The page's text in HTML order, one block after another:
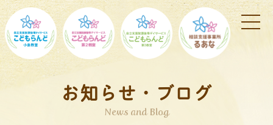
お知らせ・ブログ
News and Blog